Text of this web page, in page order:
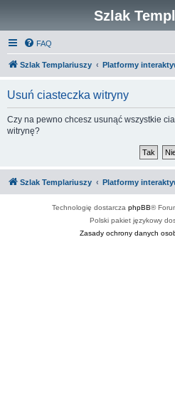
Szlak
FAQ
Szlak Templariuszy Platformy
Usuń ciasteczka witryny
Czy na pewno chcesz usunąć wszystkie
witrynę?
Szlak Templariuszy Platformy
Technologię dostarcza phpBB®
Polski pakiet językowy
Zasady ochrony danych